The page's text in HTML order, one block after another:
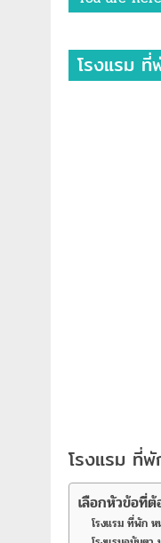
โรงแรม ที่
โรงแรม ที่
เลือกหัวข้อที่
โรงแรม ที่พัก ห